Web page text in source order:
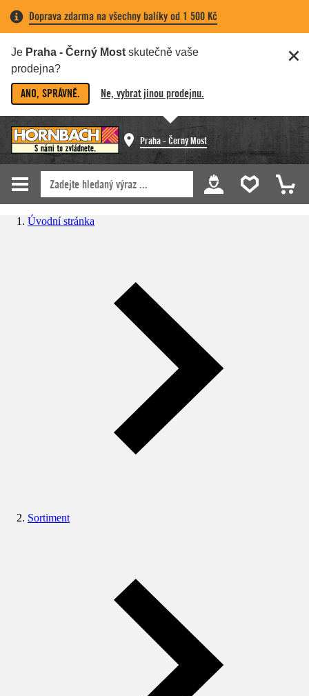
Doprava zdarma na všechny balíky od 1 500 Kč
Je Praha - Černý Most skutečně vaše
prodejna?
ANO, SPRÁVNĚ. Ne, vybrat jinou prodejnu.
Praha - Černý Most
Úvodní stránka
Sortiment